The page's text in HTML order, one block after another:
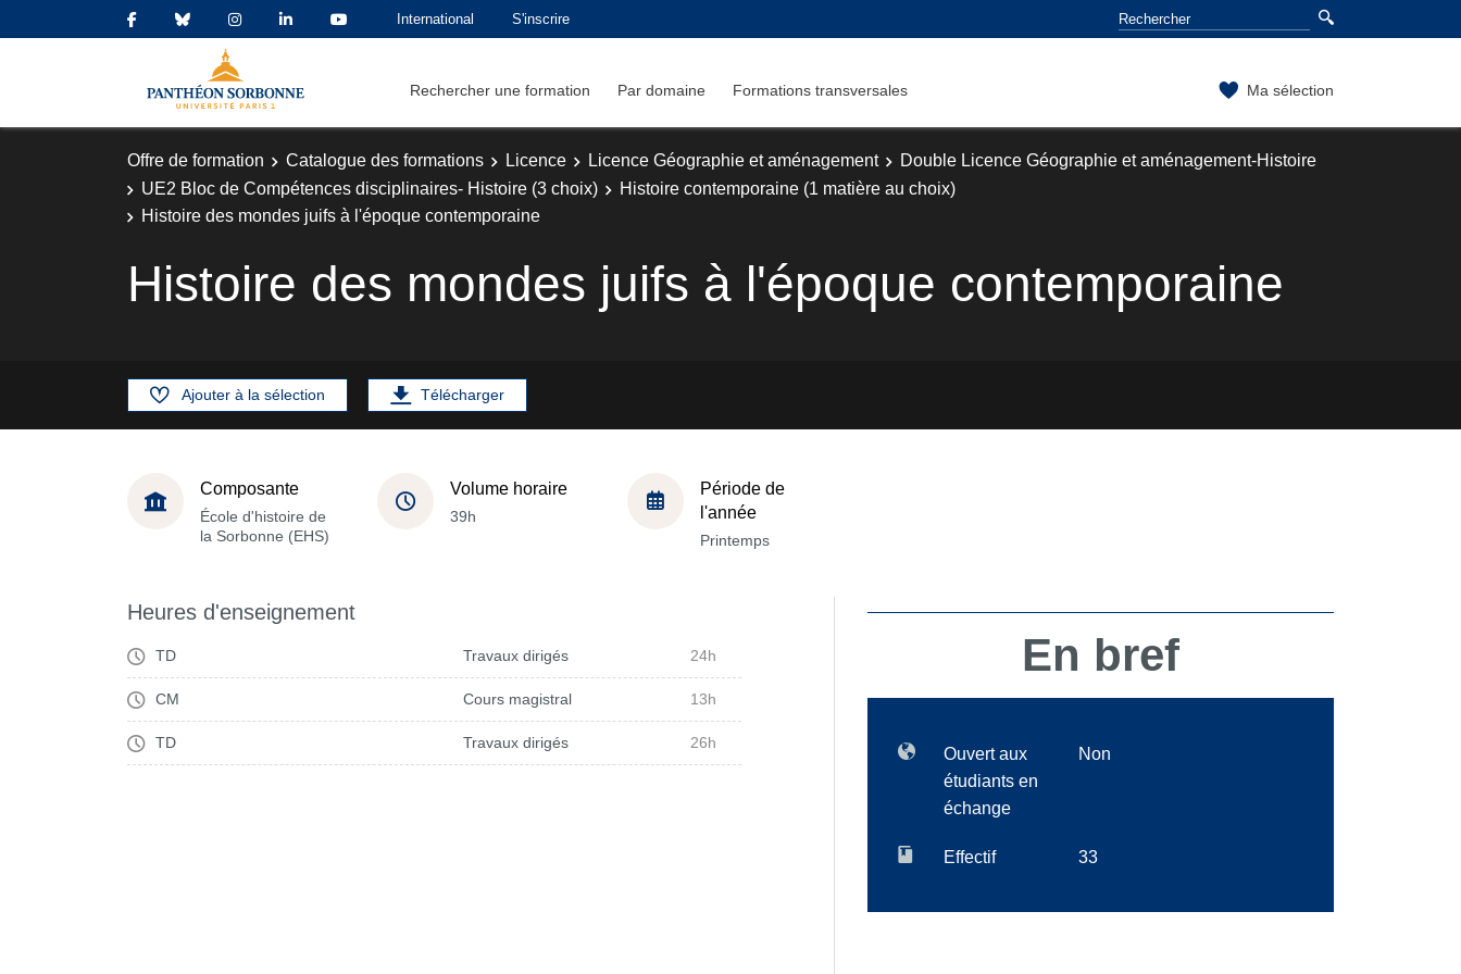
International S'inscrire
Rechercher une formation Par domaine Formations transversales Ma sélection
Offre de formation Catalogue des formations Licence Licence Géographie et aménagement
Double Licence Géographie et aménagement-Histoire
UE2 Bloc de Compétences disciplinaires- Histoire (3 choix)
Histoire contemporaine (1 matière au choix)
Histoire des mondes juifs à l'époque contemporaine
Histoire des mondes juifs à l'époque contemporaine
Ajouter à la sélection Télécharger
Composante
École d'histoire de
la Sorbonne (EHS)
Volume horaire
39h
Période de
l'année
Printemps
Heures d'enseignement
TD Travaux dirigés 24h
CM Cours magistral 13h
TD Travaux dirigés 26h
En bref
Ouvert aux
étudiants en
échange
Non
Effectif 33